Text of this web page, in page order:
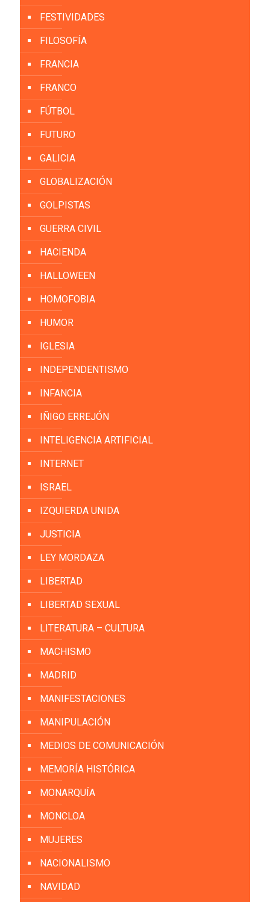
FESTIVIDADES
FILOSOFÍA
FRANCIA
FRANCO
FÚTBOL
FUTURO
GALICIA
GLOBALIZACIÓN
GOLPISTAS
GUERRA CIVIL
HACIENDA
HALLOWEEN
HOMOFOBIA
HUMOR
IGLESIA
INDEPENDENTISMO
INFANCIA
IÑIGO ERREJÓN
INTELIGENCIA ARTIFICIAL
INTERNET
ISRAEL
IZQUIERDA UNIDA
JUSTICIA
LEY MORDAZA
LIBERTAD
LIBERTAD SEXUAL
LITERATURA – CULTURA
MACHISMO
MADRID
MANIFESTACIONES
MANIPULACIÓN
MEDIOS DE COMUNICACIÓN
MEMORÍA HISTÓRICA
MONARQUÍA
MONCLOA
MUJERES
NACIONALISMO
NAVIDAD